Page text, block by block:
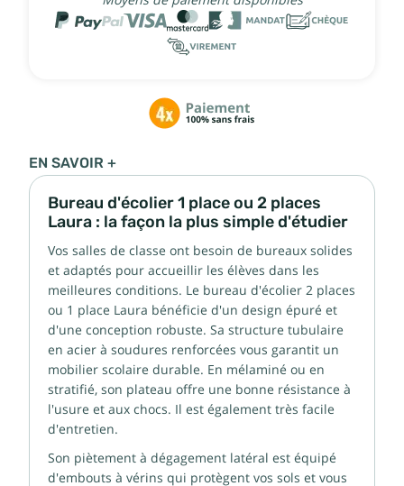
EN SAVOIR +
Bureau d'écolier 1 place ou 2 places
Laura : la façon la plus simple d'étudier
Vos salles de classe ont besoin de bureaux solides
et adaptés pour accueillir les élèves dans les
meilleures conditions. Le bureau d'écolier 2 places
ou 1 place Laura bénéficie d'un design épuré et
d'une conception robuste. Sa structure tubulaire
en acier à soudures renforcées vous garantit un
mobilier scolaire durable. En mélaminé ou en
stratifié, son plateau offre une bonne résistance à
l'usure et aux chocs. Il est également très facile
d'entretien.
Son piètement à dégagement latéral est équipé
d'embouts à vérins qui protègent vos sols et vous